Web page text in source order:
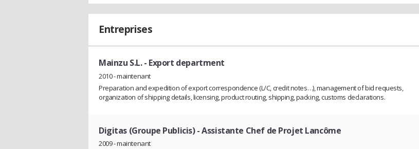
Entreprises
Mainzu S.L.- Export department
2010 - maintenant
Preparation and expedition of export correspondence (L/C, credit notes…), management of bid requests,
organization of shipping details, licensing, product routing, shipping, packing, customs declarations.
Digitas (Groupe Publicis)- Assistante Chef de Projet Lancôme
2009 - maintenant